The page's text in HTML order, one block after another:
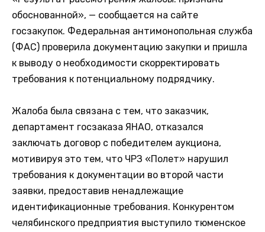
обоснованной», — сообщается на сайте
госзакупок. Федеральная антимонопольная служба
(ФАС) проверила документацию закупки и пришла
к выводу о необходимости скорректировать
требования к потенциальному подрядчику.
Жалоба была связана с тем, что заказчик,
департамент госзаказа ЯНАО, отказался
заключать договор с победителем аукциона,
мотивируя это тем, что ЧРЗ «Полет» нарушил
требования к документации во второй части
заявки, предоставив ненадлежащие
идентификационные требования. Конкурентом
челябинского предприятия выступило тюменское